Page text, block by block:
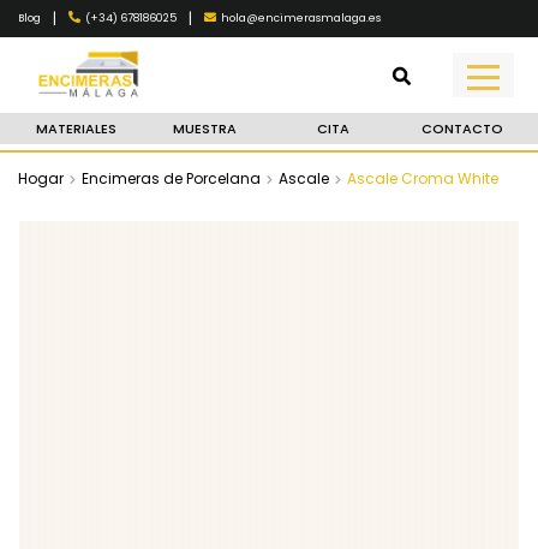
Blog | (+34) 678186025 | hola@encimerasmalaga.es
MATERIALES MUESTRA CITA CONTACTO
Hogar Encimeras de Porcelana Ascale Ascale Croma White